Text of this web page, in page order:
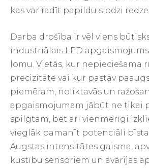
kas var radīt papildu slodzi
Darba drošība ir vēl viens
industriālais LED
lomu. Vietās, kur nepieciešama
precizitāte vai kur pastāv
piemēram, noliktavās un
apgaismojumam jābūt ne tikai
spilgtam, bet arī vienmērīgi
vieglāk pamanīt potenciāli
Augstas intensitātes gaisma,
kustību sensoriem un avārijas